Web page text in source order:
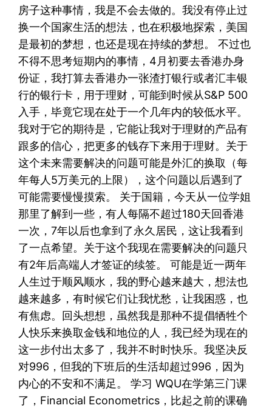
房子这种事情，我是不会去做的。我没有停止过
换一个国家生活的想法，也在积极地探索，美国
是最初的梦想，也还是现在持续的梦想。 不过也
不得不思考短期内的事情，4月初要去香港办身
份证，我打算去香港办一张渣打银行或者汇丰银
行的银行卡，用于理财，可能到时候从S&P 500
入手，毕竟它现在处于一个几年内的较低水平。
我对于它的期待是，它能让我对于理财的产品有
跟多的信心，把更多的钱存下来用于理财。关于
这个未来需要解决的问题可能是外汇的换取（每
年每人5万美元的上限），这个问题以后遇到了
可能需要慢慢摸索。 关于国籍，今天从一位学姐
那里了解到一些，有人每隔不超过180天回香港
一次，7年以后也拿到了永久居民，这让我看到
了一点希望。关于这个我现在需要解决的问题只
有2年后高端人才签证的续签。 可能是近一两年
人生过于顺风顺水，我的野心越来越大，想法也
越来越多，有时候它们让我忧愁，让我困惑，也
有焦虑。回头想想，虽然我是那种不提倡牺牲个
人快乐来换取金钱和地位的人，我已经为现在的
这一步付出太多了，我并不时时快乐。我坚决反
对996，但我的下班后的生活却超过996，因为
内心的不安和不满足。 学习 WQU在学第三门课
了，Financial Econometrics，比起之前的课确